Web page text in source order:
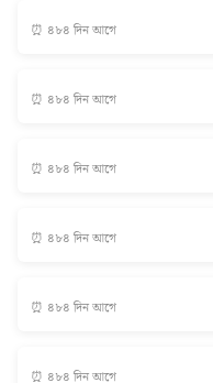
⏰ ৪৮৪ দিন আগে
⏰ ৪৮৪ দিন আগে
⏰ ৪৮৪ দিন আগে
⏰ ৪৮৪ দিন আগে
⏰ ৪৮৪ দিন আগে
⏰ ৪৮৪ দিন আগে